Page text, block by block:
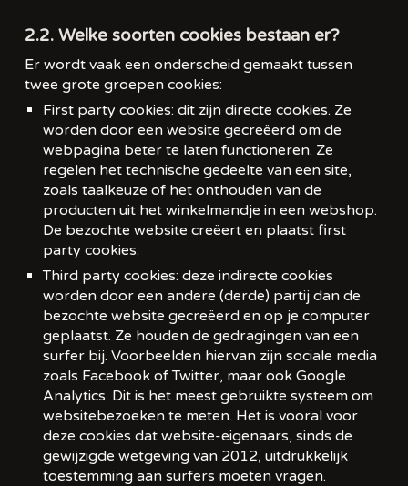
2.2. Welke soorten cookies bestaan er?
Er wordt vaak een onderscheid gemaakt tussen
twee grote groepen cookies:
First party cookies: dit zijn directe cookies. Ze
worden door een website gecreëerd om de
webpagina beter te laten functioneren. Ze
regelen het technische gedeelte van een site,
zoals taalkeuze of het onthouden van de
producten uit het winkelmandje in een webshop.
De bezochte website creëert en plaatst first
party cookies.
Third party cookies: deze indirecte cookies
worden door een andere (derde) partij dan de
bezochte website gecreëerd en op je computer
geplaatst. Ze houden de gedragingen van een
surfer bij. Voorbeelden hiervan zijn sociale media
zoals Facebook of Twitter, maar ook Google
Analytics. Dit is het meest gebruikte systeem om
websitebezoeken te meten. Het is vooral voor
deze cookies dat website-eigenaars, sinds de
gewijzigde wetgeving van 2012, uitdrukkelijk
toestemming aan surfers moeten vragen.